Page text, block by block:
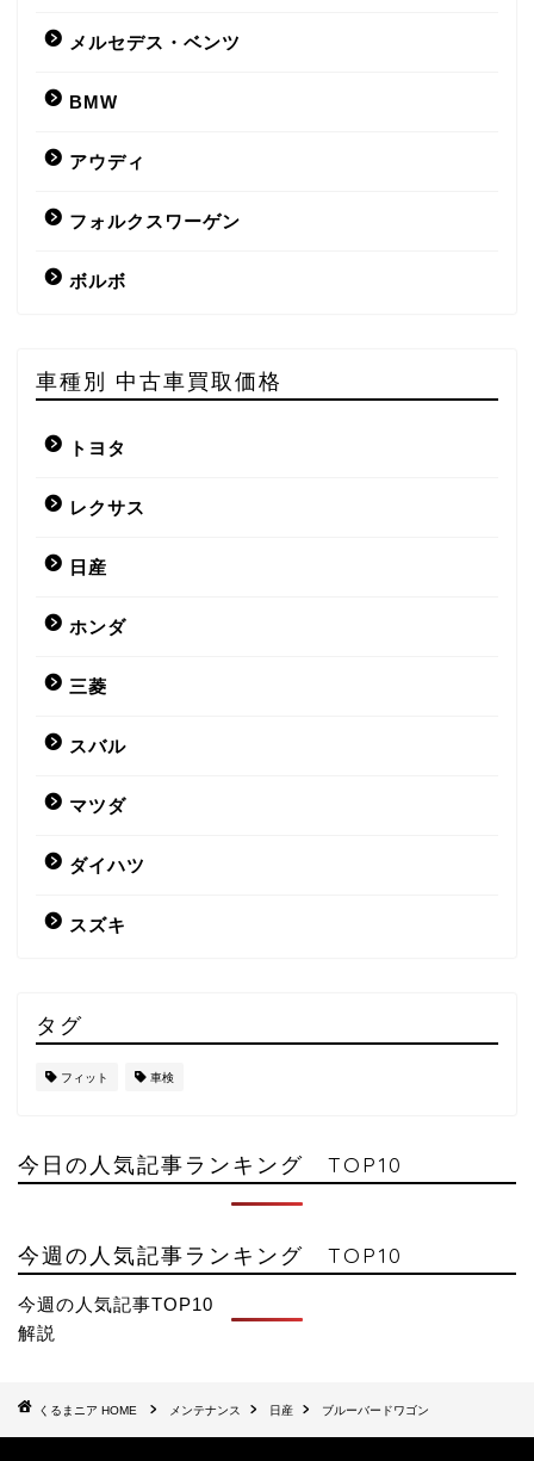
メルセデス・ベンツ
BMW
アウディ
フォルクスワーゲン
ボルボ
車種別 中古車買取価格
トヨタ
レクサス
日産
ホンダ
三菱
スバル
マツダ
ダイハツ
スズキ
タグ
フィット 車検
今日の人気記事ランキング TOP10
今週の人気記事ランキング TOP10
今週の人気記事TOP10
解説
HOME メンテナンス 日産 ブルーバードワゴン